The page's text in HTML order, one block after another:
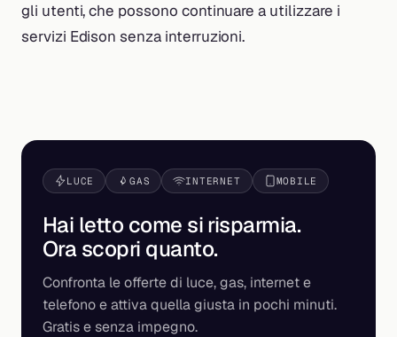
gli utenti, che possono continuare a utilizzare i
servizi Edison senza interruzioni.
LUCE GAS INTERNET MOBILE
Hai letto come si risparmia.
Ora scopri quanto.
Confronta le offerte di luce, gas, internet e
telefono e attiva quella giusta in pochi minuti.
Gratis e senza impegno.